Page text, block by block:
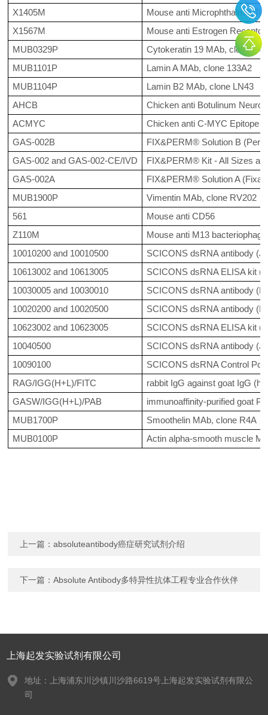
X1405M
Mouse anti Microphthalmia
X1567M
Mouse anti Estrogen Receptor
MUB0329P
Cytokeratin 19 MAb, clone
MUB1101P
Lamin A MAb, clone 133A2
MUB1104P
Lamin B2 MAb, clone LN43
AHCB
Chicken anti Botulinum
ACMYC
Chicken anti C-MYC Epitope
GAS-002B
FIX&PERM® Solution B
GAS-002 and GAS-002-CE/IVD
FIX&PERM® Kit - All Sizes
GAS-002A
FIX&PERM® Solution A
MUB1900P
Vimentin MAb, clone RV202
561
Mouse anti CD56
Z110M
Mouse anti M13
10010200 and 10010500
SCICONS dsRNA antibody
10613002 and 10613005
SCICONS dsRNA ELISA kit
10030005 and 10030010
SCICONS dsRNA antibody
10020200 and 10020500
SCICONS dsRNA antibody
10623002 and 10623005
SCICONS dsRNA ELISA kit
10040500
SCICONS dsRNA antibody
10090100
SCICONS dsRNA Control
RAG/IGG(H+L)/FITC
rabbit IgG against goat IgG
GASW/IGG(H+L)/PAB
immunoaffinity-purified goat
MUB1700P
Smoothelin MAb, clone R4A
MUB0100P
Actin alpha-smooth muscle
上一篇：absoluteantibody癌症研究试剂介绍
下一篇：Absolute Antibody多特异性抗体工程专业合作伙伴
上海起发实验试剂有限公司
地址：上海浦东川沙镇川沙路6619号上海起发实验试剂有限公
司